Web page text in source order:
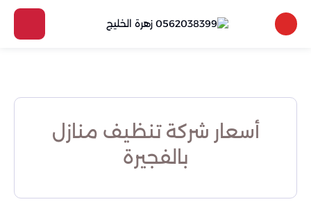
أسعار شركة تنظيف منازل
بالفجيرة